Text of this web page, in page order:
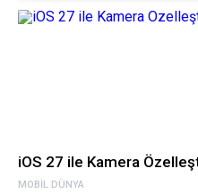
MOBIL DÜNYA
iOS 27 ile Kamera